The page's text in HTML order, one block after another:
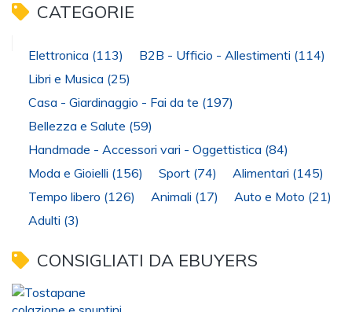
CATEGORIE
Elettronica (113) B2B - Ufficio - Allestimenti (114)
Libri e Musica (25)
Casa - Giardinaggio - Fai da te (197)
Bellezza e Salute (59)
Handmade - Accessori vari - Oggettistica (84)
Moda e Gioielli (156) Sport (74) Alimentari (145)
Tempo libero (126) Animali (17) Auto e Moto (21)
Adulti (3)
CONSIGLIATI DA EBUYERS